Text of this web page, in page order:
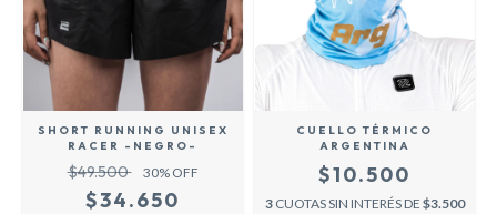
SHORT RUNNING UNISEX
RACER -NEGRO-
$49.500 30% OFF
$34.650
CUELLO TÉRMICO
ARGENTINA
$10.500
3 CUOTAS SIN INTERÉS DE $3.500